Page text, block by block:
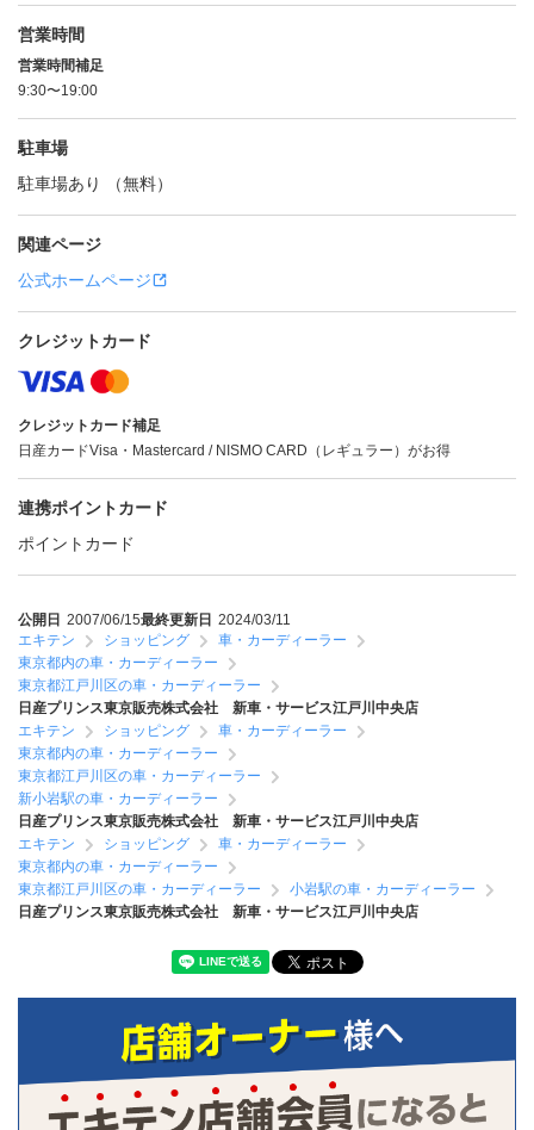
営業時間
営業時間補足
9:30〜19:00
駐車場
駐車場あり （無料）
関連ページ
公式ホームページ
クレジットカード
クレジットカード補足
日産カードVisa・Mastercard / NISMO CARD（レギュラー）がお得
連携ポイントカード
ポイントカード
公開日 2007/06/15最終更新日 2024/03/11
エキテン
ショッピング
車・カーディーラー
東京都内の車・カーディーラー
東京都江戸川区の車・カーディーラー
日産プリンス東京販売株式会社 新車・サービス江戸川中央店
エキテン
ショッピング
車・カーディーラー
東京都内の車・カーディーラー
東京都江戸川区の車・カーディーラー
新小岩駅の車・カーディーラー
日産プリンス東京販売株式会社 新車・サービス江戸川中央店
エキテン
ショッピング
車・カーディーラー
東京都内の車・カーディーラー
東京都江戸川区の車・カーディーラー
小岩駅の車・カーディーラー
日産プリンス東京販売株式会社 新車・サービス江戸川中央店